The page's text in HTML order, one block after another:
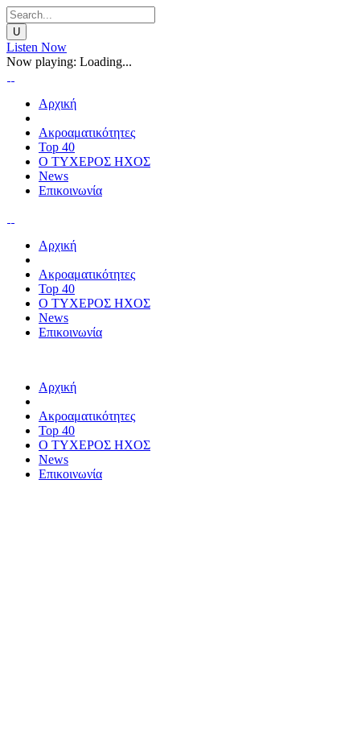
Listen Now
Now playing: Loading...
Αρχική
Ακροαματικότητες
Top 40
Ο ΤΥΧΕΡΟΣ ΗΧΟΣ
News
Επικοινωνία
Αρχική
Ακροαματικότητες
Top 40
Ο ΤΥΧΕΡΟΣ ΗΧΟΣ
News
Επικοινωνία
Αρχική
Ακροαματικότητες
Top 40
Ο ΤΥΧΕΡΟΣ ΗΧΟΣ
News
Επικοινωνία